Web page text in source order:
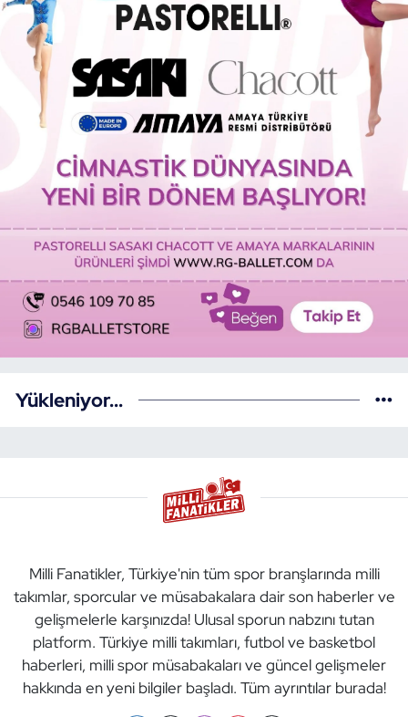
Yükleniyor...
Milli Fanatikler, Türkiye'nin tüm spor branşlarında milli
takımlar, sporcular ve müsabakalara dair son haberler ve
gelişmelerle karşınızda! Ulusal sporun nabzını tutan
platform. Türkiye milli takımları, futbol ve basketbol
haberleri, milli spor müsabakaları ve güncel gelişmeler
hakkında en yeni bilgiler başladı. Tüm ayrıntılar burada!